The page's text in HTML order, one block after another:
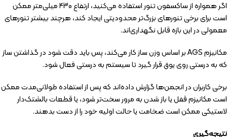
اگر همواره از ساکسفون تنور استفاده می‌کنید، ارتفاع 430 میلی‌متر ممکن
است برای برخی تنورهای بزرگ‌تر محدودیتی ایجاد کند، هرچند بیشتر تنورهای
معمولی در این بازه قابل نگهداری‌اند.
مکانیزم AGS بر اساس وزن ساز کار می‌کند، پس باید دقت شود در گذاشتن ساز
که به درستی روی یوق قرار گیرد تا سیستم به درستی فعال شود.
برخی کاربران در انجمن‌ها گزارش داده‌اند که پس از استفاده طولانی‌مدت ممکن
است مکانیزم قفل یا باز شدن به مرور سخت‌تر شود، یا قطعات بالشتک‌دار
لاستیکی ممکن است ضخامت یا حالت اولیه خود را از دست بدهند.
نتیجه‌گیری